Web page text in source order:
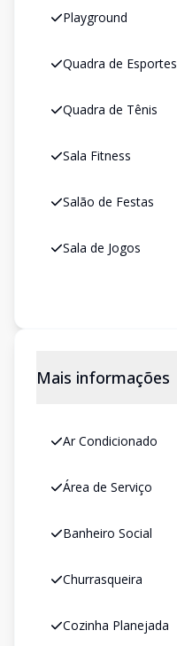
Playground
Quadra de Esportes
Quadra de Tênis
Sala Fitness
Salão de Festas
Sala de Jogos
Mais informações
Ar Condicionado
Área de Serviço
Banheiro Social
Churrasqueira
Cozinha Planejada